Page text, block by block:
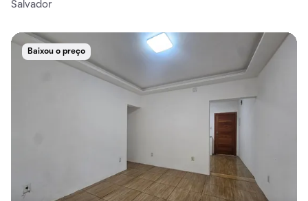
Salvador
Baixou o preço